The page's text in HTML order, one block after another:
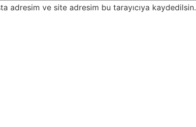
adresim ve site adresim bu tarayıcıya kaydedilsin.